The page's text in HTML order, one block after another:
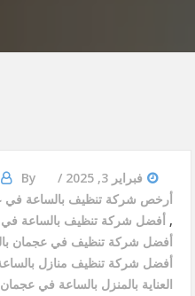
فبراير 3, 2025 By
أرخص شركة تنظيف بالساعة في
, أفضل شركة تنظيف بالساعة
أفضل شركة تنظيف في عجمان
أفضل شركة تنظيف منازل
العناية بالمنزل بالساعة في عجمان